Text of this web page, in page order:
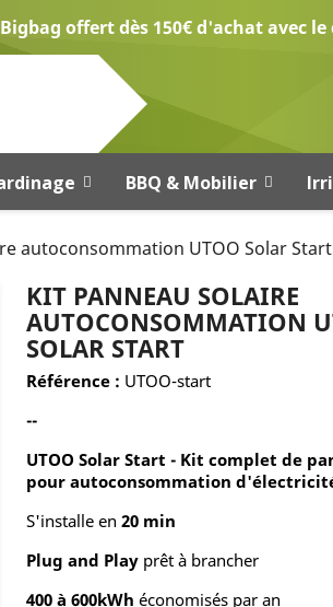
Bigbag offert dès 150€ d'achat avec le
BBQ & Mobilier
autoconsommation UTOO Solar Start
KIT PANNEAU SOLAIRE
AUTOCONSOMMATION
SOLAR START
Référence : UTOO-start
--
UTOO Solar Start - Kit complet de
pour autoconsommation
S'installe en 20 min
Plug and Playprêt à brancher
400 à 600kWh économisés par an